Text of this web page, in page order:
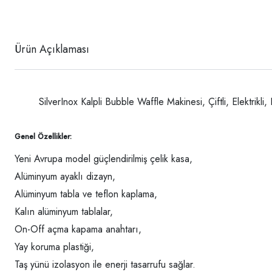
Ürün Açıklaması
SilverInox Kalpli Bubble Waffle Makinesi, Çiftli, Elektrikli,
Genel Özellikler:
Yeni Avrupa model güçlendirilmiş çelik kasa,
Alüminyum ayaklı dizayn,
Alüminyum tabla ve teflon kaplama,
Kalın alüminyum tablalar,
On-Off açma kapama anahtarı,
Yay koruma plastiği,
Taş yünü izolasyon ile enerji tasarrufu sağlar.